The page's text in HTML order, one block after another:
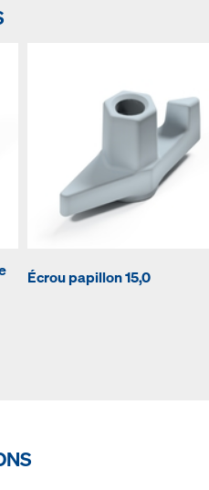
Écrou papillon 15,0